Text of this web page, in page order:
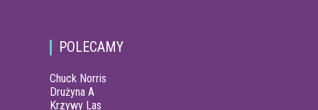
POLECAMY
Chuck Norris
Drużyna A
Krzywy Las